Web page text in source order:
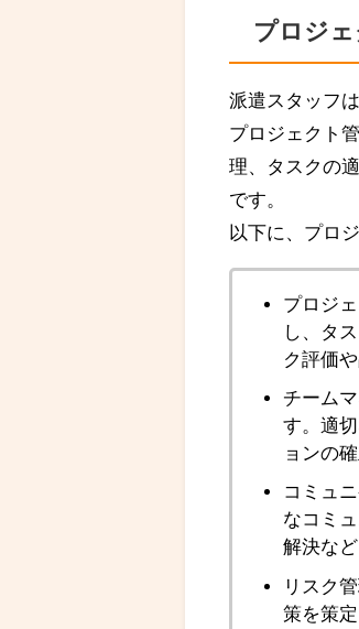
プロジ
派遣スタッフ
プロジェクト
理、タスクの
です。
以下に、プロ
プロジ
し、タ
ク評価
チーム
す。適
ョンの
コミュ
なコミ
解決な
リスク
策を策